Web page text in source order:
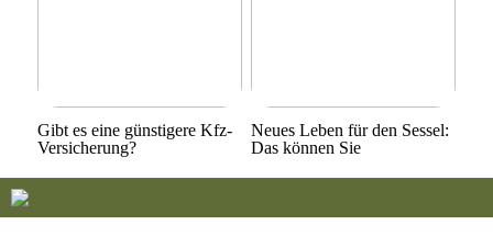
Gibt es eine günstigere Kfz-
Versicherung?
Neues Leben für den Sessel:
Das können Sie